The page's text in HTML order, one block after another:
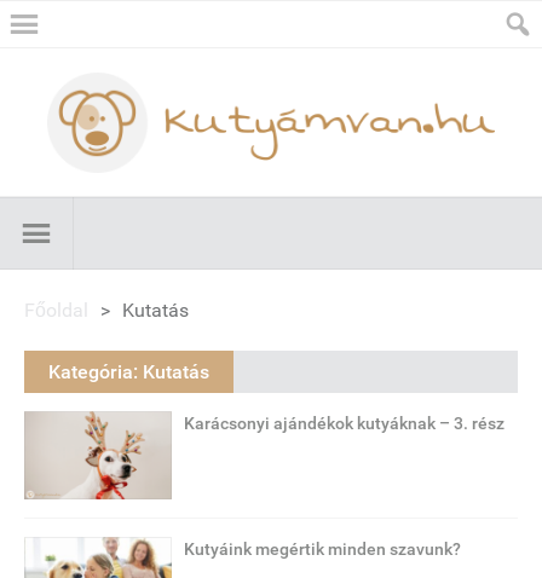
Főoldal > Kutatás
Kategória: Kutatás
Karácsonyi ajándékok kutyáknak – 3. rész
Kutyáink megértik minden szavunk?